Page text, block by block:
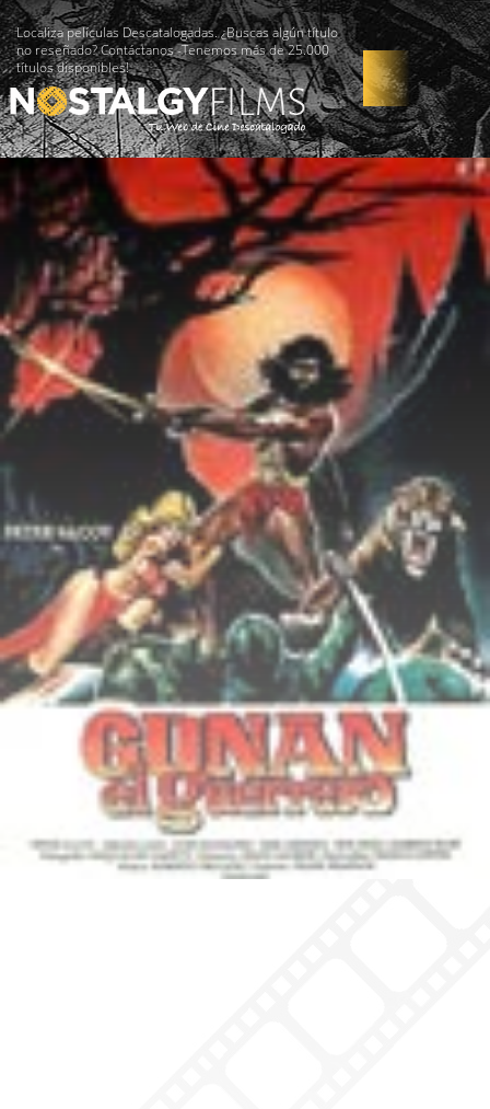
Localiza películas Descatalogadas. ¿Buscas algún título
no reseñado? Contáctanos -Tenemos más de 25.000
títulos disponibles!